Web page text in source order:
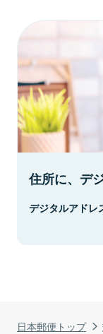
日本郵便トップ
住所に、デ
デジタルアドレ